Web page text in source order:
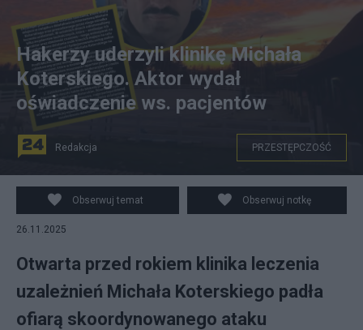
na zdjęciu: Klinika odwykowa Michała Koterskiego na
Mazurach. fot. Canva/Instagram
Hakerzy uderzyli klinikę Michała
Koterskiego. Aktor wydał
oświadczenie ws. pacjentów
Redakcja PRZESTĘPCZOŚĆ
Obserwuj temat Obserwuj notkę
26.11.2025
Otwarta przed rokiem klinika leczenia
uzależnień Michała Koterskiego padła
ofiarą skoordynowanego ataku